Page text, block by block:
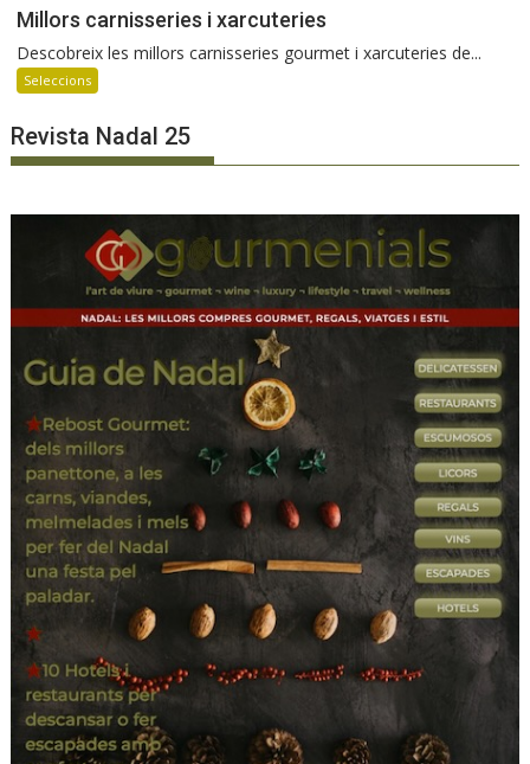
Millors carnisseries i xarcuteries
Descobreix les millors carnisseries gourmet i xarcuteries de...
Seleccions
Revista Nadal 25